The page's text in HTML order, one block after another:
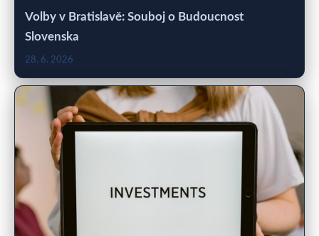
Volby v Bratislavě: Souboj o Budoucnost
Slovenska
28. 6. 2026